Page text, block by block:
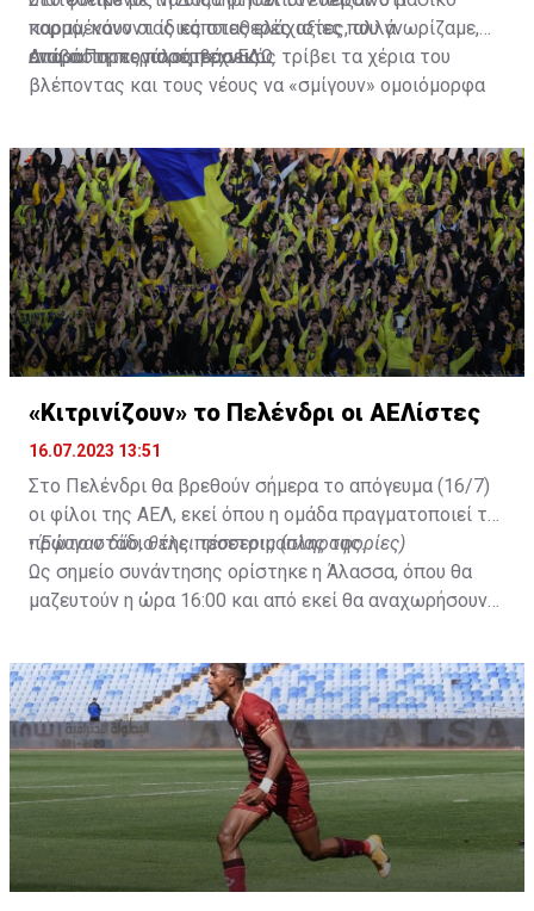
κορμό, κάνοντας κάποιες ελάχιστες, αλλά
απαραίτητες παρεμβάσεις.
παραμένουν οι ίδιες σταθερές αξίες που γνωρίζαμε,
ενώ ο Πορτογάλος τεχνικός τρίβει τα χέρια του
βλέποντας και τους νέους να «σμίγουν» ομοιόμορφα
Διαβάστε περισσότεραΕΔΩ.
«Κιτρινίζουν» το Πελένδρι οι ΑΕΛίστες
16.07.2023 13:51
Στο Πελένδρι θα βρεθούν σήμερα το απόγευμα (16/7)
οι φίλοι της ΑΕΛ, εκεί όπου η ομάδα πραγματοποιεί το
πρώτο στάδιο της προετοιμασίας της.
•Έφυγαν δύο, θέλει τέσσερις (πληροφορίες)
Ως σημείο συνάντησης ορίστηκε η Άλασσα, όπου θα
μαζευτούν η ώρα 16:00 και από εκεί θα αναχωρήσουν
δώοσυν το παρών τους στην απογευματινή προπόνηση
της ομάδας.